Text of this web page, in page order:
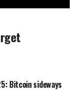
Bitcoin sideways